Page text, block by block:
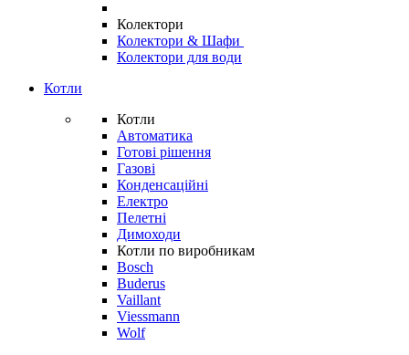
Колектори
Колектори & Шафи
Колектори для води
Котли
Котли
Автоматика
Готові рішення
Газові
Конденсаційні
Електро
Пелетні
Димоходи
Котли по виробникам
Bosch
Buderus
Vaillant
Viessmann
Wolf